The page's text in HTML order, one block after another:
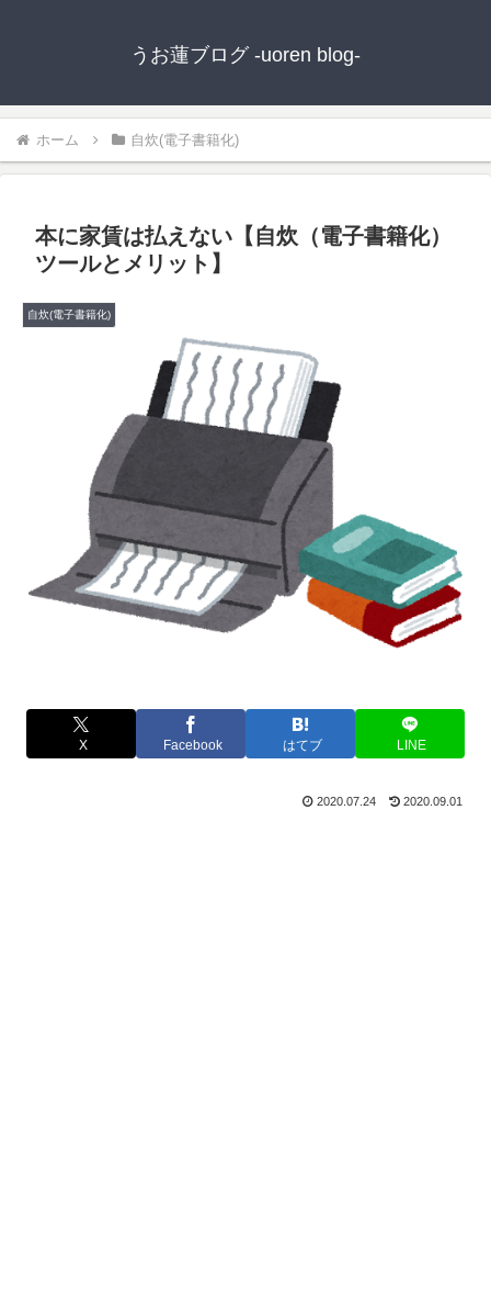
うお蓮ブログ -uoren blog-
ホーム 自炊(電子書籍化)
本に家賃は払えない【自炊（電子書籍化）
ツールとメリット】
自炊(電子書籍化)
X Facebook はてブ LINE
2020.07.24 2020.09.01